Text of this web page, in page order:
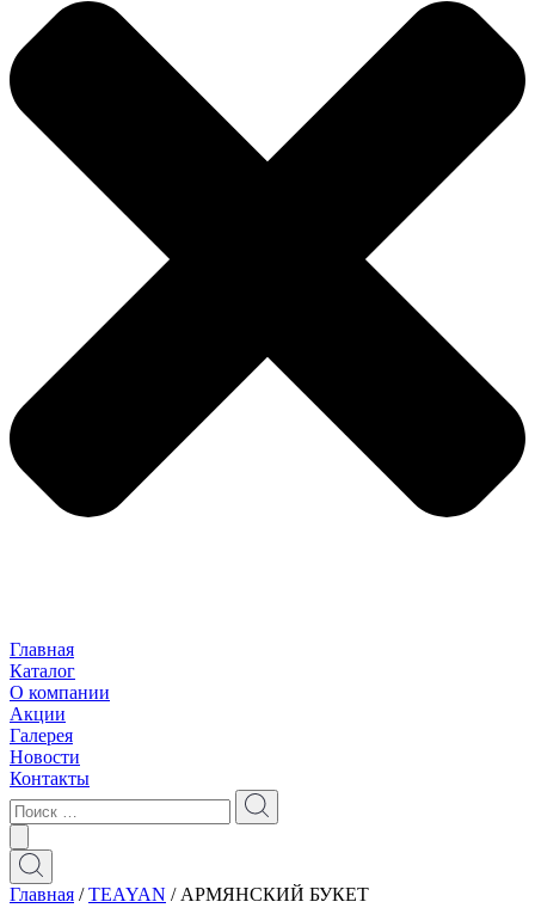
Главная
Каталог
О компании
Акции
Галерея
Новости
Контакты
Главная /TEAYAN / АРМЯНСКИЙ БУКЕТ